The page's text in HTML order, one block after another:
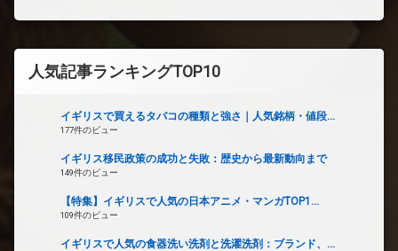
人気記事ランキングTOP10
イギリスで買えるタバコの種類と強さ｜人気銘柄・値段...
177件のビュー
イギリス移民政策の成功と失敗：歴史から最新動向まで
149件のビュー
【特集】イギリスで人気の日本アニメ・マンガTOP1...
109件のビュー
イギリスで人気の食器洗い洗剤と洗濯洗剤：ブランド、...